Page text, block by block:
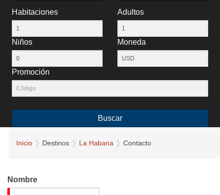
Habitaciones Adultos
Niños Moneda
Promoción
Buscar
Inicio Destinos La Habana Contacto
Nombre